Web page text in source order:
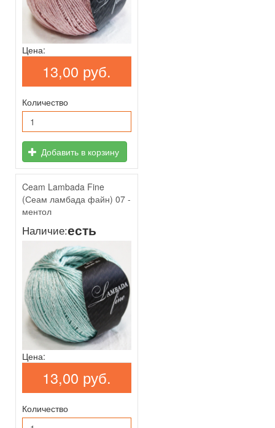
Цена:
13,00 руб.
Количество
Добавить в корзину
Ceam Lambada Fine
(Сеам ламбада файн) 07 -
ментол
Наличие:есть
Цена:
13,00 руб.
Количество